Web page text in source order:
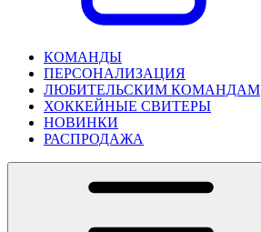
КОМАНДЫ
ПЕРСОНАЛИЗАЦИЯ
ЛЮБИТЕЛЬСКИМ КОМАНДАМ
ХОККЕЙНЫЕ СВИТЕРЫ
НОВИНКИ
РАСПРОДАЖА